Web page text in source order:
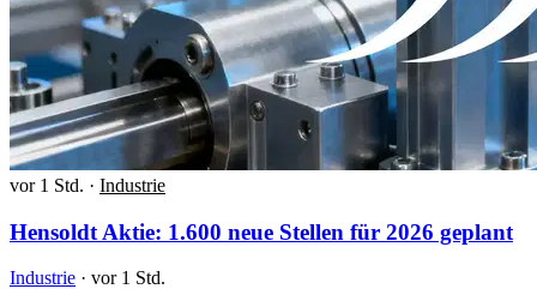
vor 1 Std. · Industrie
Hensoldt Aktie: 1.600 neue Stellen für 2026 geplant
Industrie · vor 1 Std.